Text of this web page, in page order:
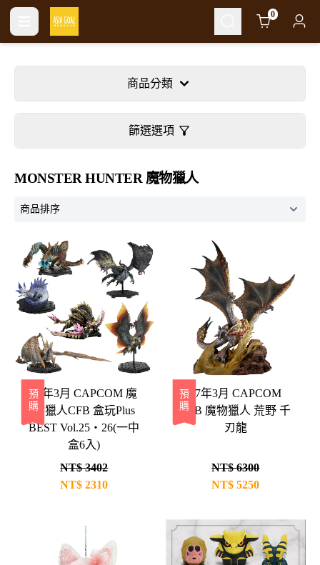
Cart 0
商品分類
篩選選項
MONSTER HUNTER 魔物獵人
預購
27年3月 CAPCOM 魔
物獵人CFB 盒玩Plus
BEST Vol.25・26(一中
盒6入)
NT$ 3402
NT$ 2310
預購 27年3月 CAPCOM
CFB 魔物獵人 荒野 千
刃龍
NT$ 6300
NT$ 5250